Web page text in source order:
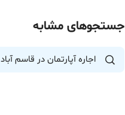
جستجوهای مشابه
اجاره آپارتمان در قاسم آباد